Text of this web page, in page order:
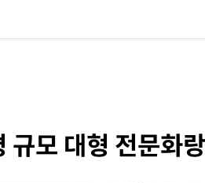
모 대형 전문화